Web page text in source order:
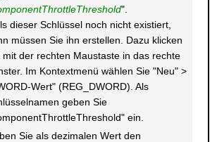
".
dieser Schlüssel noch nicht existiert,
müssen Sie ihn erstellen. Dazu klicken
mit der rechten Maustaste in das rechte
Im Kontextmenü wählen Sie "Neu" >
Wert" (REG_DWORD). Als
geben Sie
ein.
Sie als dezimalen Wert den